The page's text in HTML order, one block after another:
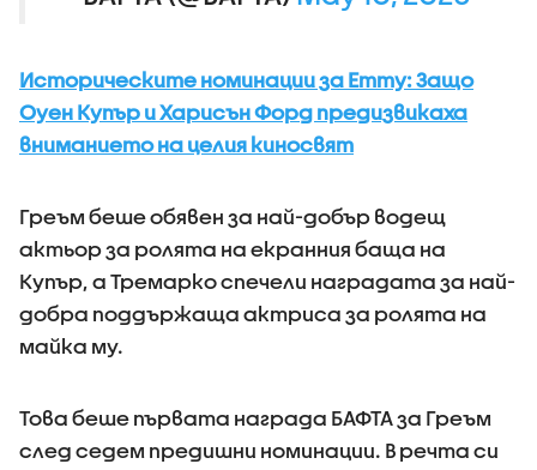
Историческите номинации за Emmy: Защо
Оуен Купър и Харисън Форд предизвикаха
вниманието на целия киносвят
Греъм беше обявен за най-добър водещ
актьор за ролята на екранния баща на
Купър, а Тремарко спечели наградата за най-
добра поддържаща актриса за ролята на
майка му.
Това беше първата награда БАФТА за Греъм
след седем предишни номинации. В речта си